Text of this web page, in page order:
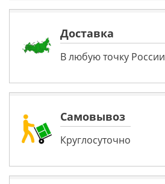
Доставка
В любую точку России
Самовывоз
Круглосуточно